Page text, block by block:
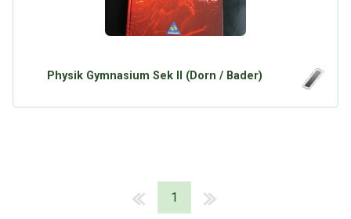
Physik Gymnasium Sek II (Dorn / Bader)
1